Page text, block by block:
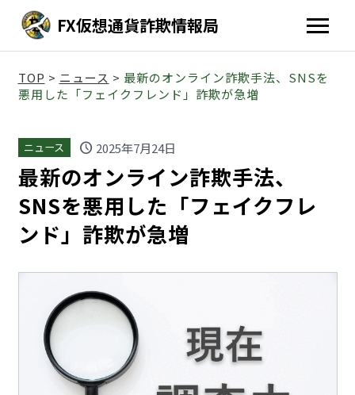
FX仮想通貨詐欺情報局
TOP > ニュース > 最新のオンライン詐欺手法、SNSを
悪用した「フェイクフレンド」詐欺が急増
ニュース schedule 2025年7月24日
最新のオンライン詐欺手法、
SNSを悪用した「フェイクフレ
ンド」詐欺が急増